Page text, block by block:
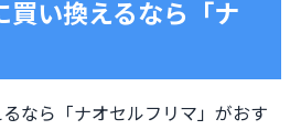
い換えるなら「ナ
なら「ナオセルフリマ」がおす